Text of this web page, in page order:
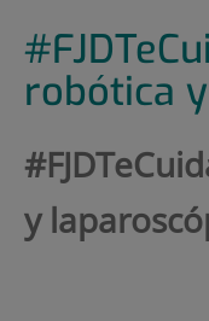
robótica
y